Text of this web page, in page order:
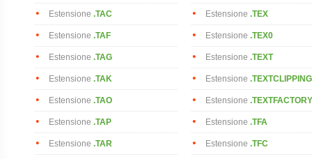
Estensione .TAC
Estensione .TAF
Estensione .TAG
Estensione .TAK
Estensione .TAO
Estensione .TAP
Estensione .TAR
Estensione .TEX
Estensione .TEX0
Estensione .TEXT
Estensione .TEXTCLIPPING
Estensione .TEXTFACTORY
Estensione .TFA
Estensione .TFC